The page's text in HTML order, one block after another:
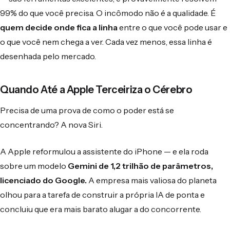
99% do que você precisa. O incômodo não é a qualidade. É
quem decide onde fica a linhaentre o que você pode usar e
o que você nem chega a ver. Cada vez menos, essa linha é
desenhada pelo mercado.
Quando Até a Apple Terceiriza o Cérebro
Precisa de uma prova de como o poder está se
concentrando? A nova Siri.
A Apple reformulou a assistente do iPhone — e ela roda
sobre um modelo Gemini de 1,2 trilhão de parâmetros,
licenciado do Google. A empresa mais valiosa do planeta
olhou para a tarefa de construir a própria IA de ponta e
concluiu que era mais barato alugar a do concorrente.